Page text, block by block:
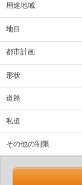
用途地域
地目
都市計画
形状
道路
私道
その他の制限